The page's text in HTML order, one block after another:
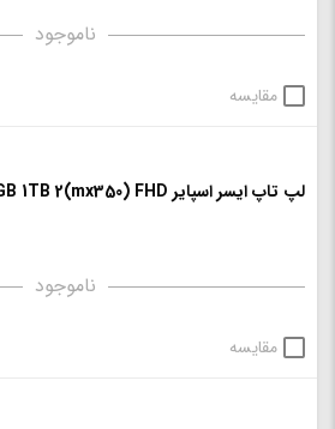
ناموجود
مقایسه
لپ تاپ ایسر اسپایر Aspire 5 A515 – i5 12GB 1TB 2(mx350) FHD
ناموجود
مقایسه